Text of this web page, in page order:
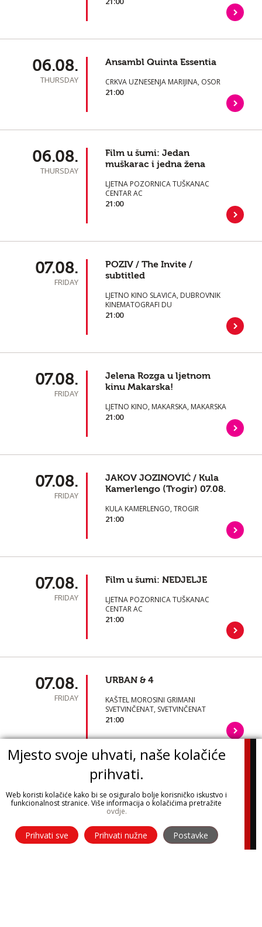
06.08.
THURSDAY
Ansambl Quinta Essentia
CRKVA UZNESENJA MARIJINA, OSOR
21:00
06.08.
THURSDAY
Film u šumi: Jedan
muškarac i jedna žena
LJETNA POZORNICA TUŠKANAC
CENTAR AC
21:00
07.08.
FRIDAY
POZIV / The Invite /
subtitled
LJETNO KINO SLAVICA, DUBROVNIK
KINEMATOGRAFI DU
21:00
07.08.
FRIDAY
Jelena Rozga u ljetnom
kinu Makarska!
LJETNO KINO, MAKARSKA, MAKARSKA
21:00
07.08.
FRIDAY
JAKOV JOZINOVIĆ / Kula
Kamerlengo (Trogir) 07.08.
KULA KAMERLENGO, TROGIR
21:00
07.08.
FRIDAY
Film u šumi: NEDJELJE
LJETNA POZORNICA TUŠKANAC
CENTAR AC
21:00
07.08.
FRIDAY
URBAN & 4
KAŠTEL MOROSINI GRIMANI
SVETVINČENAT, SVETVINČENAT
21:00
Mjesto svoje uhvati, naše kolačiće
prihvati.
Web koristi kolačiće kako bi se osiguralo bolje korisničko iskustvo i
funkcionalnost stranice. Više informacija o kolačićima pretražite
ovdje.
Prihvati sve Prihvati nužne Postavke